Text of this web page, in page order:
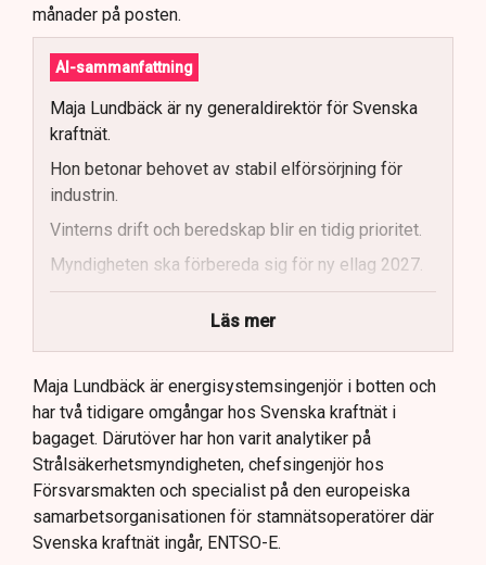
månader på posten.
AI-sammanfattning
Maja Lundbäck är ny generaldirektör för Svenska
kraftnät.
Hon betonar behovet av stabil elförsörjning för
industrin.
Vinterns drift och beredskap blir en tidig prioritet.
Myndigheten ska förbereda sig för ny ellag 2027.
Maja Lundbäck vill se en mer proaktiv
Läs mer
Maja Lundbäck är energisystemsingenjör i botten och
har två tidigare omgångar hos Svenska kraftnät i
bagaget. Därutöver har hon varit analytiker på
Strålsäkerhetsmyndigheten, chefsingenjör hos
Försvarsmakten och specialist på den europeiska
samarbetsorganisationen för stamnätsoperatörer där
Svenska kraftnät ingår, ENTSO-E.